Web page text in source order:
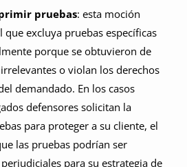
pruebas: esta moción
excluya pruebas específicas
porque se obtuvieron de
o violan los derechos
demandado. En los casos
defensores solicitan la
para proteger a su cliente, el
las pruebas podrían ser
para su estrategia de